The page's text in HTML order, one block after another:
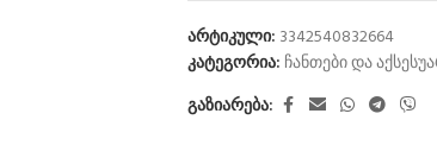
არტიკული: 3342540832664
კატეგორია: ჩანთები და
გაზიარება: